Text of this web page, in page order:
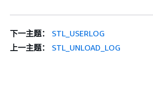
下一主题：
STL_USERLOG
上一主题：
STL_UNLOAD_LOG